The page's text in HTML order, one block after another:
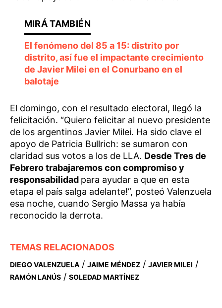
El fenómeno del 85 a 15: distrito por
distrito, así fue el impactante crecimiento
de Javier Milei en el Conurbano en el
balotaje
El domingo, con el resultado electoral, llegó la
felicitación. “Quiero felicitar al nuevo presidente
de los argentinos Javier Milei. Ha sido clave el
apoyo de Patricia Bullrich: se sumaron con
claridad sus votos a los de LLA. Desde Tres de
Febrero trabajaremos con compromiso y
responsabilidad para ayudar a que en esta
etapa el país salga adelante!”, posteó Valenzuela
esa noche, cuando Sergio Massa ya había
reconocido la derrota.
TEMAS RELACIONADOS
DIEGO VALENZUELA / JAIME MÉNDEZ / JAVIER MILEI /
RAMÓN LANÚS / SOLEDAD MARTÍNEZ